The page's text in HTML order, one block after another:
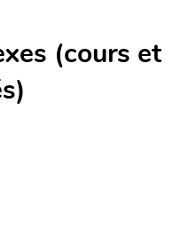
(cours et